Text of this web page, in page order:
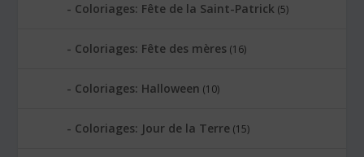
Coloriages: Fête de la Saint-Patrick (5)
Coloriages: Fête des mères (16)
Coloriages: Halloween (10)
Coloriages: Jour de la Terre (15)